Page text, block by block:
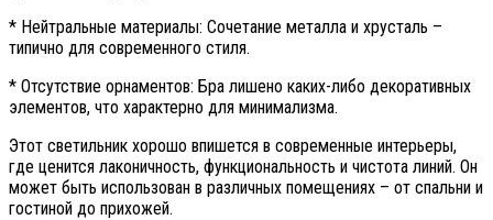
* Нейтральные материалы: Сочетание металла и хрусталь –
типично для современного стиля.
* Отсутствие орнаментов: Бра лишено каких-либо декоративных
элементов, что характерно для минимализма.
Этот светильник хорошо впишется в современные интерьеры,
где ценится лаконичность, функциональность и чистота линий. Он
может быть использован в различных помещениях – от спальни и
гостиной до прихожей.